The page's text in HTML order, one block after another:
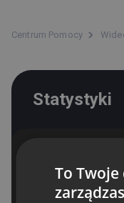
Centrum Pomocy
Statystyki
To